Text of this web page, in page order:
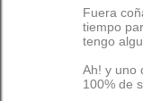
Fuera
tiempo
tengo
Ah! y uno
100% de